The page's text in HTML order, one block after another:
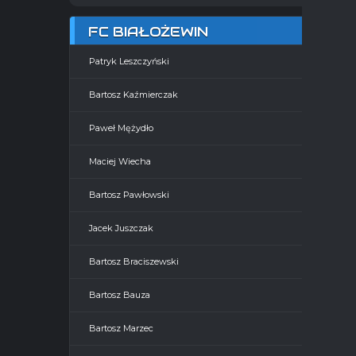
FC BIAŁOŻEWIN
Patryk Leszczyński
Bartosz Kaźmierczak
Paweł Mężydło
Maciej Wiecha
Bartosz Pawłowski
Jacek Juszczak
Bartosz Braciszewski
Bartosz Bauza
Bartosz Marzec